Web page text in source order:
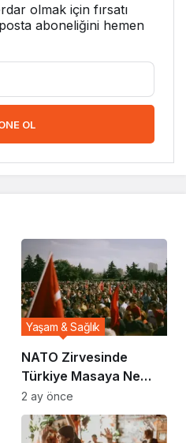
olmak için fırsatı
aboneliğini hemen
OL
NATO Zirvesinde
Türkiye Masaya Ne
Taşıdı?
Yaşam & Sağlık
2 ay önce